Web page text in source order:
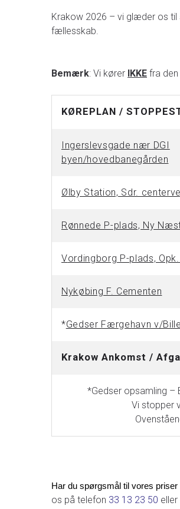
Krakow 2026 – vi glæder os til
fællesskab.
Bemærk: Vi kører IKKE fra
KØREPLAN /
Ingerslevsgade nær DGI
byen/hovedbanegården
Ølby Station, Sdr.
Rønnede P-plads, Ny
Vordingborg P-plads, Opk.
Nykøbing F. Cementen
*Gedser Færgehavn v/
Krakow Ankomst /
*Gedser opsamling –
Vi stopper
Har du spørgsmål til vores
os på telefon 33 13 23 50